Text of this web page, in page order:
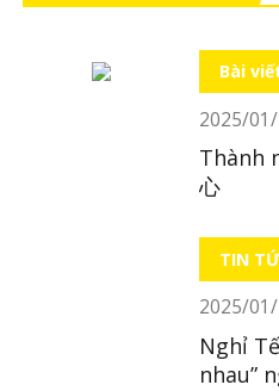
Bài
2025/
Thành
心
TIN
2025/
Nghỉ
nhau”